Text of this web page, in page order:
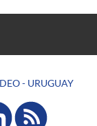
- URUGUAY